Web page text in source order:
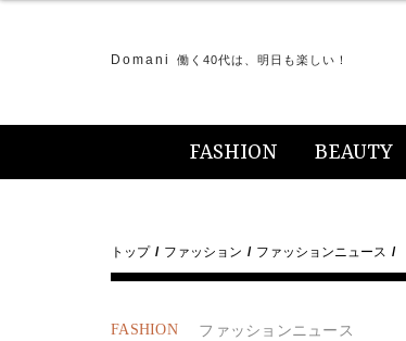
Domani 働く40代は、明日も楽しい！
FASHION BEAUTY
トップ ファッション ファッションニュース
FASHION ファッションニュース